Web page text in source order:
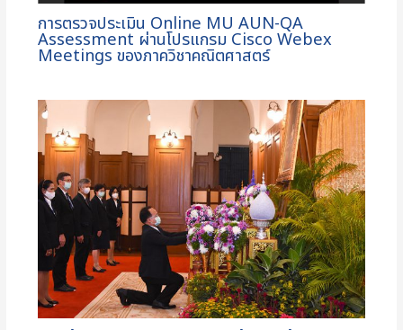
การตรวจประเมิน Online MU AUN-QA
Assessment ผ่านโปรแกรม Cisco Webex
Meetings ของภาควิชาคณิตศาสตร์